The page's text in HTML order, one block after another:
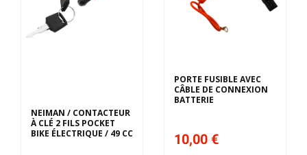
NEIMAN / CONTACTEUR
À CLÉ 2 FILS POCKET
BIKE ÉLECTRIQUE / 49 CC
PORTE FUSIBLE AVEC
CÂBLE DE CONNEXION
BATTERIE
10,00 €